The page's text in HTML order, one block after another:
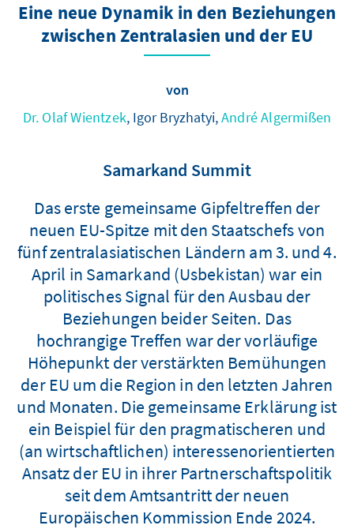
Eine neue Dynamik in den Beziehungen
zwischen Zentralasien und der EU
von
Dr. Olaf Wientzek, Igor Bryzhatyi,André Algermißen
Samarkand Summit
Das erste gemeinsame Gipfeltreffen der
neuen EU-Spitze mit den Staatschefs von
fünf zentralasiatischen Ländern am 3. und 4.
April in Samarkand (Usbekistan) war ein
politisches Signal für den Ausbau der
Beziehungen beider Seiten. Das
hochrangige Treffen war der vorläufige
Höhepunkt der verstärkten Bemühungen
der EU um die Region in den letzten Jahren
und Monaten. Die gemeinsame Erklärung ist
ein Beispiel für den pragmatischeren und
(an wirtschaftlichen) interessenorientierten
Ansatz der EU in ihrer Partnerschaftspolitik
seit dem Amtsantritt der neuen
Europäischen Kommission Ende 2024.